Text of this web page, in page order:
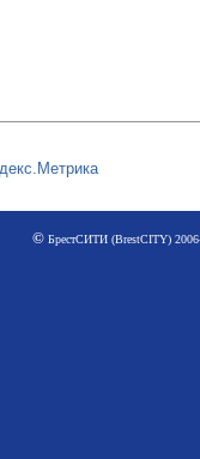
©БрестСИТИ (BrestCITY) 2006-